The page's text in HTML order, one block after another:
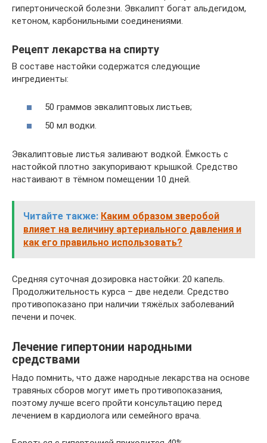
гипертонической болезни. Эвкалипт богат альдегидом,
кетоном, карбонильными соединениями.
Рецепт лекарства на спирту
В составе настойки содержатся следующие
ингредиенты:
50 граммов эвкалиптовых листьев;
50 мл водки.
Эвкалиптовые листья заливают водкой. Ёмкость с
настойкой плотно закупоривают крышкой. Средство
настаивают в тёмном помещении 10 дней.
Читайте также: Каким образом зверобой
влияет на величину артериального давления и
как его правильно использовать?
Средняя суточная дозировка настойки: 20 капель.
Продолжительность курса – две недели. Средство
противопоказано при наличии тяжёлых заболеваний
печени и почек.
Лечение гипертонии народными
средствами
Надо помнить, что даже народные лекарства на основе
травяных сборов могут иметь противопоказания,
поэтому лучше всего пройти консультацию перед
лечением в кардиолога или семейного врача.